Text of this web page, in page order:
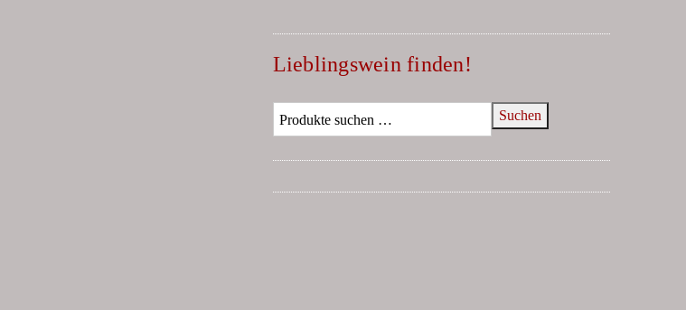
Lieblingswein finden!
Suchen